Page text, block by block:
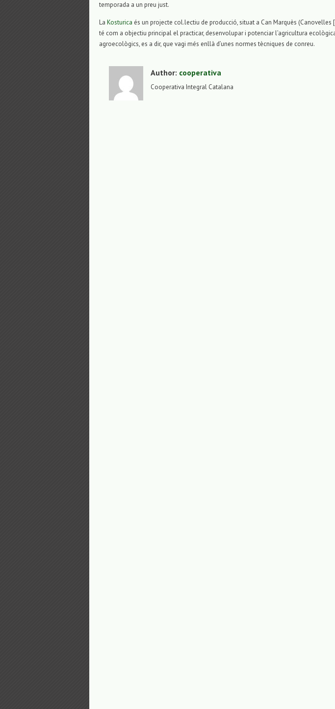
temporada a un preu just.
La Kosturica és un projecte col.lectiu de producció, situat a Can Marquès (Canovelles
té com a objectiu principal el practicar, desenvolupar i potenciar l’agricultura
agroecològics, es a dir, que vagi més enllà d’unes normes tècniques de conreu.
Author: cooperativa
Cooperativa Integral Catalana